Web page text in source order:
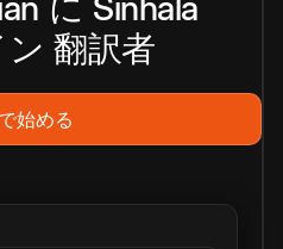
翻訳者
始める